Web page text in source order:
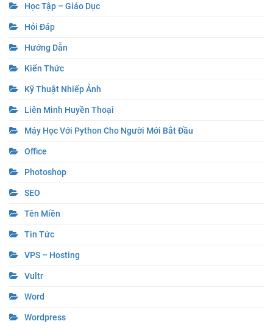
Học Tập – Giáo Dục
Hỏi Đáp
Hướng Dẫn
Kiến Thức
Kỹ Thuật Nhiếp Ảnh
Liên Minh Huyền Thoại
Máy Học Với Python Cho Người Mới Bắt Đầu
Office
Photoshop
SEO
Tên Miền
Tin Tức
VPS – Hosting
Vultr
Word
Wordpress